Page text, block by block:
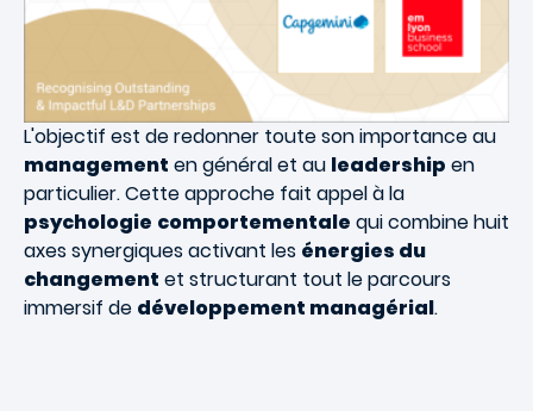
L'objectif est de redonner toute son importance au
management en général et au leadership en
particulier. Cette approche fait appel à la
psychologie comportementale qui combine huit
axes synergiques activant les énergies du
changement et structurant tout le parcours
immersif de développement managérial.